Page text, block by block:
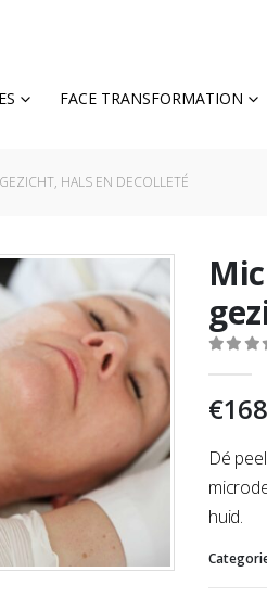
FACE TRANSFORMATION
HALS EN DECOLLETÉ
€
Dé
huid.